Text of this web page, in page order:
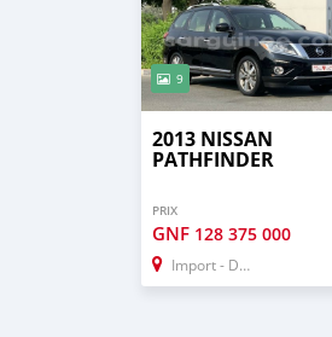
9
2013 NISSAN
PATHFINDER
PRIX
GNF 128 375 000
Import - Dubai